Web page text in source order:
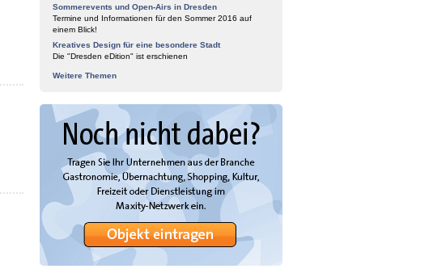
Sommerevents und Open-Airs in Dresden
Termine und Informationen für den Sommer 2016 auf
einem Blick!
Kreatives Design für eine besondere Stadt
Die "Dresden eDition" ist erschienen
Weitere Themen